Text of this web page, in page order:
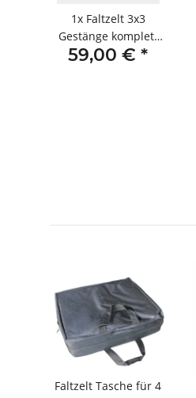
1x Faltzelt 3x3
Gestänge komplett
weiss
59,00 € *
Faltzelt Tasche für 4